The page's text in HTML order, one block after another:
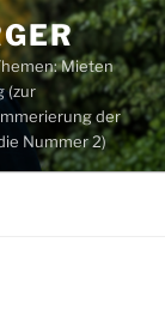
Mieten
(zur
der
Nummer 2)